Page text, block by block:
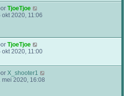
t
b
i
h
a
t
b
r
c
TjoeTjoe
e
l
s
t
okt 2020, 11:06
TjoeTjoe
e
i
k
okt 2020, 11:00
X_shooter1
mei 2020, 16:08